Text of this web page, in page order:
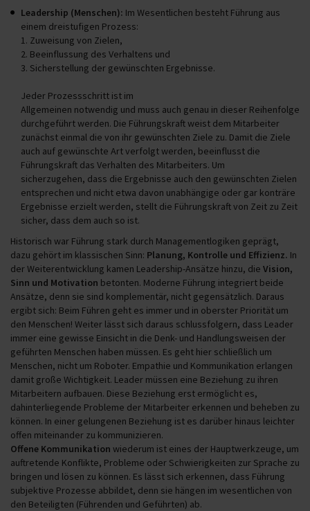
Leadership (Menschen): Im Wesentlichen besteht Führung aus
einem dreistufigen Prozess:
1. Zuweisung von Zielen,
2. Beeinflussung des Verhaltens und
3. Sicherstellung der gewünschten Ergebnisse.
Jeder Prozessschritt ist im
Allgemeinen notwendig und muss auch genau in dieser Reihenfolge
durchgeführt werden. Die Führungskraft weist dem Mitarbeiter
zunächst einmal die von ihr gewünschten Ziele zu. Damit die Ziele
auch auf gewünschte Art verfolgt werden, beeinflusst die
Führungskraft das Verhalten des Mitarbeiters. Um
sicherzugehen, dass die Ergebnisse auch den gewünschten Zielen
entsprechen und nicht etwa davon unabhängige oder gar konträre
Ergebnisse erzielt werden, stellt die Führungskraft von Zeit zu Zeit
sicher, dass dem auch so ist.
Historisch war Führung stark durch Managementlogiken geprägt,
dazu gehört im klassischen Sinn: Planung, Kontrolle und Effizienz. In
der Weiterentwicklung kamen Leadership-Ansätze hinzu, die Vision,
Sinn und Motivation betonten. Moderne Führung integriert beide
Ansätze, denn sie sind komplementär, nicht gegensätzlich. Daraus
ergibt sich: Beim Führen geht es immer und in oberster Priorität um
den Menschen! Weiter lässt sich daraus schlussfolgern, dass Leader
immer eine gewisse Einsicht in die Denk- und Handlungsweisen der
geführten Menschen haben müssen. Es geht hier schließlich um
Menschen, nicht um Roboter. Empathie und Kommunikation erlangen
damit große Wichtigkeit. Leader müssen eine Beziehung zu ihren
Mitarbeitern aufbauen. Diese Beziehung erst ermöglicht es,
dahinterliegende Probleme der Mitarbeiter erkennen und beheben zu
können. In einer gelungenen Beziehung ist es darüber hinaus leichter
offen miteinander zu kommunizieren.
Offene Kommunikation wiederum ist eines der Hauptwerkzeuge, um
auftretende Konflikte, Probleme oder Schwierigkeiten zur Sprache zu
bringen und lösen zu können. Es lässt sich erkennen, dass Führung
subjektive Prozesse abbildet, denn sie hängen im wesentlichen von
den Beteiligten (Führenden und Geführten) ab.